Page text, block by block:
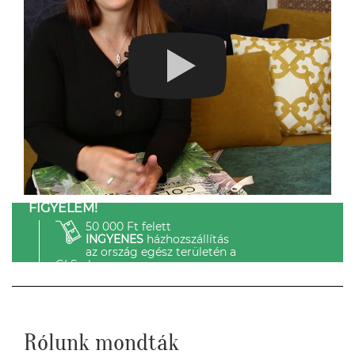
FIGYELEM!
50 000 Ft felett
INGYENESházhozszállítás
az ország egész területén a
GLS-el.
Rólunk mondták